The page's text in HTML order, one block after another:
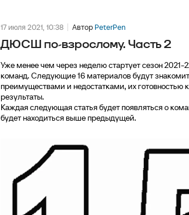
17 июля 2021, 10:38 Автор PeterPen
ДЮСШ по-взрослому. Часть 2
Уже менее чем через неделю стартует сезон 2021-
команд. Следующие 16 материалов будут
преимуществами и недостатками, их готовностью
результаты.
Каждая следующая статья будет появляться о
будет находиться выше предыдущей.